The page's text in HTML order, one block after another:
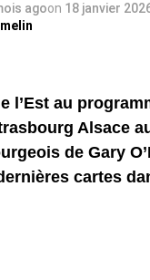
agoon 18 janvier
l’Est au
Alsace
de Gary
cartes